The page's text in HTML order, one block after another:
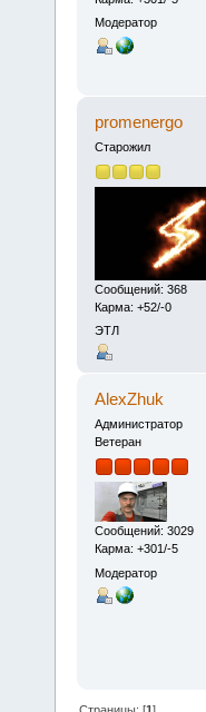
Модератор
promenergo
Старожил
Сообщений: 368
Карма: +52/-0
ЭТЛ
AlexZhuk
Администратор
Ветеран
Сообщений: 3029
Карма: +301/-5
Модератор